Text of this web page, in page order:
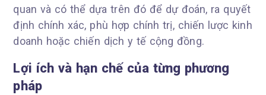
quan và có thể dựa trên đó để dự đoán, ra quyết
định chính xác, phù hợp chính trị, chiến lược kinh
doanh hoặc chiến dịch y tế cộng đồng.
Lợi ích và hạn chế của từng phương
pháp